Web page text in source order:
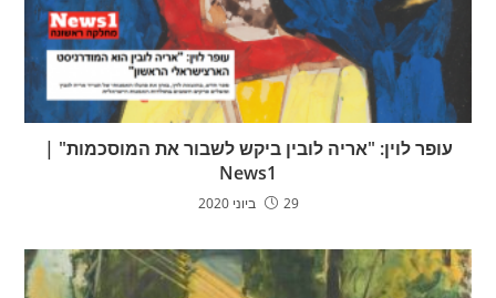
עופר לוין: "אריה לובין ביקש לשבור את המוסכמות" |
News1
29 ביוני 2020